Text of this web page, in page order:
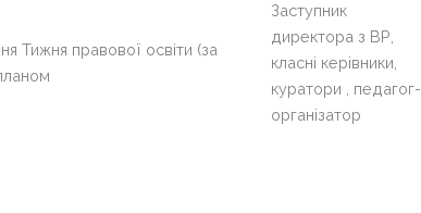
Тижня правової освіти (за
Заступник
директора з ВР,
класні керівники,
куратори , педагог-
організатор